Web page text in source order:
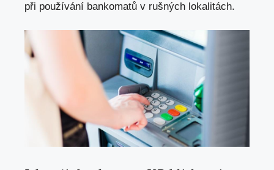
při používání bankomatů v rušných lokalitách.